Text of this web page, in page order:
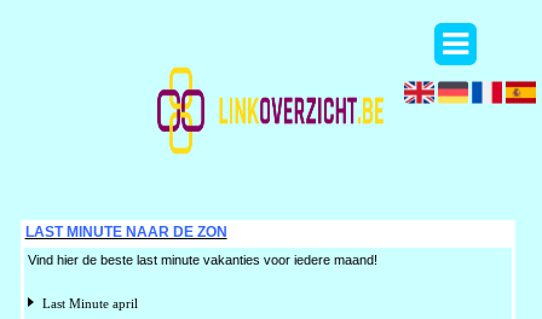
LAST MINUTE NAAR DE ZON
Vind hier de beste last minute vakanties voor iedere maand!
Last Minute april